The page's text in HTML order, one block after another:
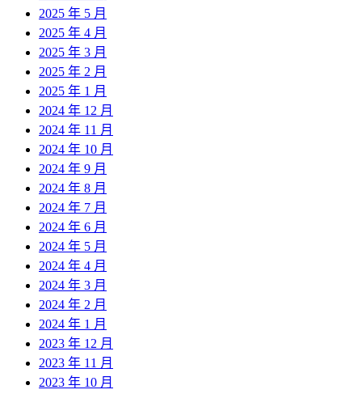
2025 年 5 月
2025 年 4 月
2025 年 3 月
2025 年 2 月
2025 年 1 月
2024 年 12 月
2024 年 11 月
2024 年 10 月
2024 年 9 月
2024 年 8 月
2024 年 7 月
2024 年 6 月
2024 年 5 月
2024 年 4 月
2024 年 3 月
2024 年 2 月
2024 年 1 月
2023 年 12 月
2023 年 11 月
2023 年 10 月